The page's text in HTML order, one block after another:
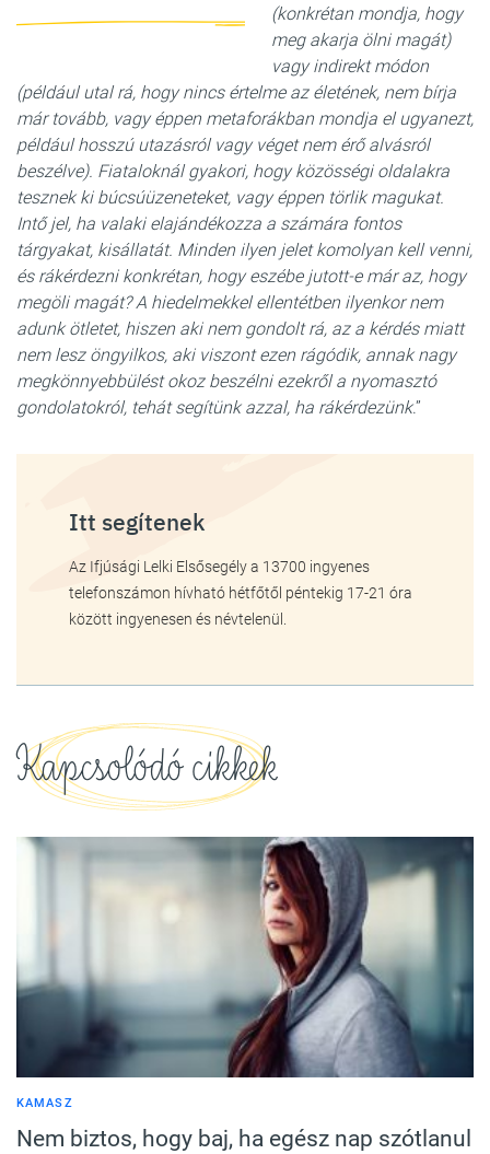
(konkrétan mondja, hogy
meg akarja ölni magát)
vagy indirekt módon
(például utal rá, hogy nincs értelme az életének, nem bírja
már tovább, vagy éppen metaforákban mondja el ugyanezt,
például hosszú utazásról vagy véget nem érő alvásról
beszélve). Fiataloknál gyakori, hogy közösségi oldalakra
tesznek ki búcsúüzeneteket, vagy éppen törlik magukat.
Intő jel, ha valaki elajándékozza a számára fontos
tárgyakat, kisállatát. Minden ilyen jelet komolyan kell venni,
és rákérdezni konkrétan, hogy eszébe jutott-e már az, hogy
megöli magát? A hiedelmekkel ellentétben ilyenkor nem
adunk ötletet, hiszen aki nem gondolt rá, az a kérdés miatt
nem lesz öngyilkos, aki viszont ezen rágódik, annak nagy
megkönnyebbülést okoz beszélni ezekről a nyomasztó
gondolatokról, tehát segítünk azzal, ha rákérdezünk.”
Itt segítenek
Az Ifjúsági Lelki Elsősegély a 13700 ingyenes
telefonszámon hívható hétfőtől péntekig 17-21 óra
között ingyenesen és névtelenül.
Kapcsolódó cikkek
KAMASZ
Nem biztos, hogy baj, ha egész nap szótlanul